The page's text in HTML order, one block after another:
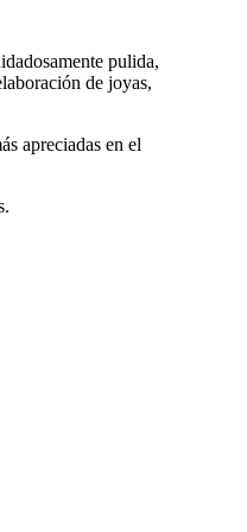
pulida,
de joyas,
apreciadas en el